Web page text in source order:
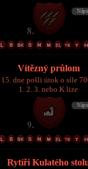
Vítězný průlom
15. dne pošli útok o síle
1. 2. 3. nebo K lize
Rytíři Kulatého